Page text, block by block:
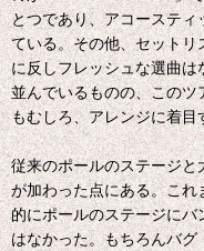
とつであり、アコーステ
ている。その他、セット
に反しフレッシュな選曲
並んでいるものの、この
もむしろ、アレンジに着目
従来のポールのステージ
が加わった点にある。こ
的にポールのステージにバ
はなかった。もちろんバ